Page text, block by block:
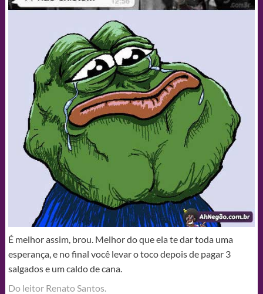
É melhor assim, brou. Melhor do que ela te dar toda uma
esperança, e no final você levar o toco depois de pagar 3
salgados e um caldo de cana.
Do leitor Renato Santos.